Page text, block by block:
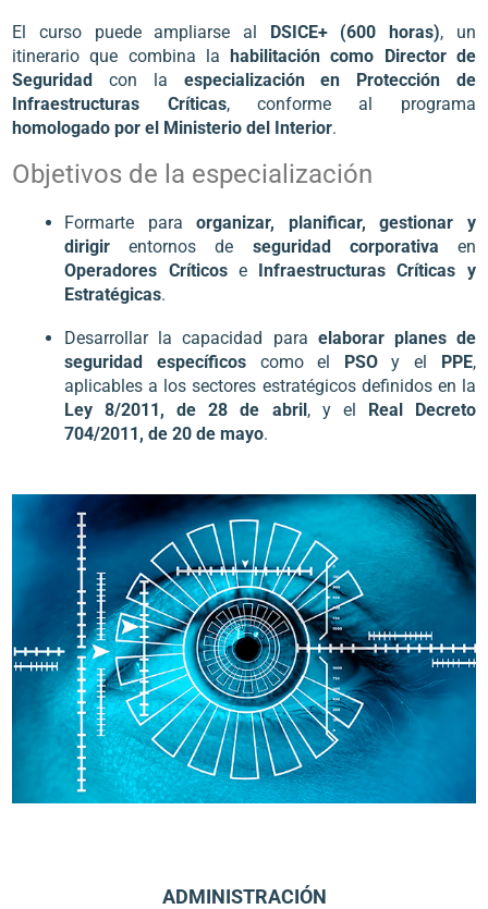
El curso puede ampliarse al DSICE+ (600 horas), un
itinerario que combina lahabilitación como Director de
Seguridad con la especialización en Protección de
Infraestructuras Críticas, conforme al programa
homologado por el Ministerio del Interior.
Objetivos de la especialización
Formarte paraorganizar, planificar, gestionar y
dirigir entornos de seguridad corporativa en
Operadores Críticose
Infraestructuras Críticas y
Estratégicas.
Desarrollar la capacidad para elaborar planes de
seguridad específicoscomo el PSOy el PPE,
aplicables a los sectores estratégicos definidos en la
Ley 8/2011, de 28 de abril, y el Real Decreto
704/2011, de 20 de mayo.
ADMINISTRACIÓN